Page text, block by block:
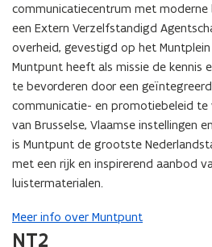
communicatiecentrum met moderne
een Extern Verzelfstandigd
overheid, gevestigd op het
Muntpunt heeft als missie de kennis
te bevorderen door een
communicatie- en promotiebeleid
van Brusselse, Vlaamse instellingen
is Muntpunt de grootste
met een rijk en inspirerend aanbod
luistermaterialen.
Meer info over Muntpunt
NT2